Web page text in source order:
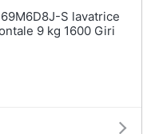
S lavatrice
9 kg 1600 Giri